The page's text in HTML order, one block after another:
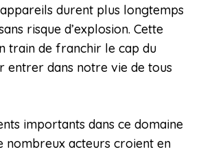
durent plus longtemps
risque d’explosion. Cette
train de franchir le cap du
entrer dans notre vie de tous
importants dans ce domaine
nombreux acteurs croient en